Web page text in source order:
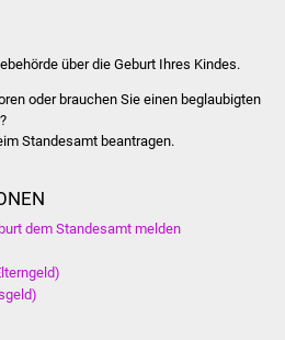
über die Geburt Ihres Kindes.
oder brauchen Sie einen beglaubigten
Standesamt beantragen.
dem Standesamt melden